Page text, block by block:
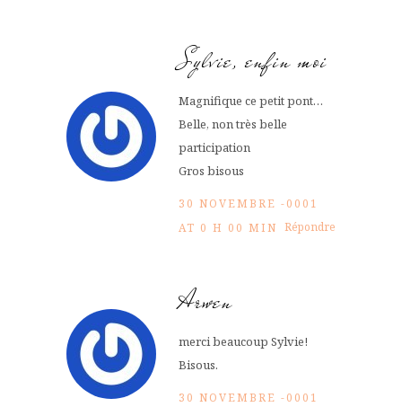
Sylvie, enfin moi
Magnifique ce petit pont…
Belle, non très belle
participation
Gros bisous
30 NOVEMBRE -0001
AT 0 H 00 MIN Répondre
Arwen
merci beaucoup Sylvie!
Bisous.
30 NOVEMBRE -0001